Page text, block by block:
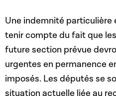
Une indemnité
tenir compte du fait que
future section prévue
urgentes en permanence
imposés. Les députés se
situation actuelle liée au